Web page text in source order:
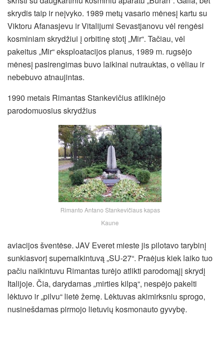
skrydis taip ir neįvyko. 1989 metų vasario mėnesį kartu su
Viktoru Afanasjevu ir Vitalijumi Sevastjanovu vėl rengėsi
kosminiam skrydžiui į orbitinę stotį „Mir“. Tačiau, vėl
pakeitus „Mir“ eksploatacijos planus, 1989 m. rugsėjo
mėnesį pasirengimas buvo laikinai nutrauktas, o vėliau ir
nebebuvo atnaujintas.
1990 metais Rimantas Stankevičius atlikinėjo
parodomuosius skrydžius
Rimanto Antano Stankevičiaus kapas
Kaune
aviacijos šventėse. JAV Everet mieste jis pilotavo tarybinį
sunkiasvorį supernaikintuvą „SU-27“. Praėjus kiek laiko tuo
pačiu naikintuvu Rimantas turėjo atlikti parodomąjį skrydį
Italijoje. Čia, darydamas „mirties kilpą“, nespėjo pakelti
lėktuvo ir „pilvu“ lietė žemę. Lėktuvas akimirksniu sprogo,
nusinešdamas pirmojo lietuvių kosmonauto gyvybę.